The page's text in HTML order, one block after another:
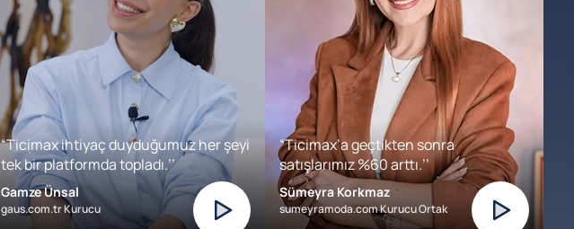
“Ticimax ihtiyaç duyduğumuz her şeyi
tek bir platformda topladı.’’
Gamze Ünsal
gaus.com.tr Kurucu
“Ticimax’a geçtikten sonra
satışlarımız %60 arttı.’’
Sümeyra Korkmaz
sumeyramoda.com Kurucu Ortak